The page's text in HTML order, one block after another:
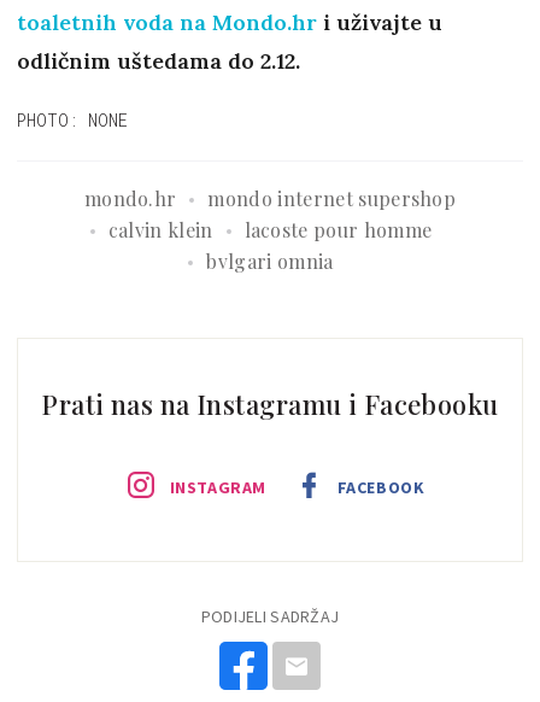
toaletnih voda na Mondo.hr i uživajte u
odličnim uštedama do 2.12.
PHOTO: NONE
mondo.hr
mondo internet supershop
calvin klein
lacoste pour homme
bvlgari omnia
Prati nas na Instagramu i Facebooku
INSTAGRAM FACEBOOK
PODIJELI SADRŽAJ